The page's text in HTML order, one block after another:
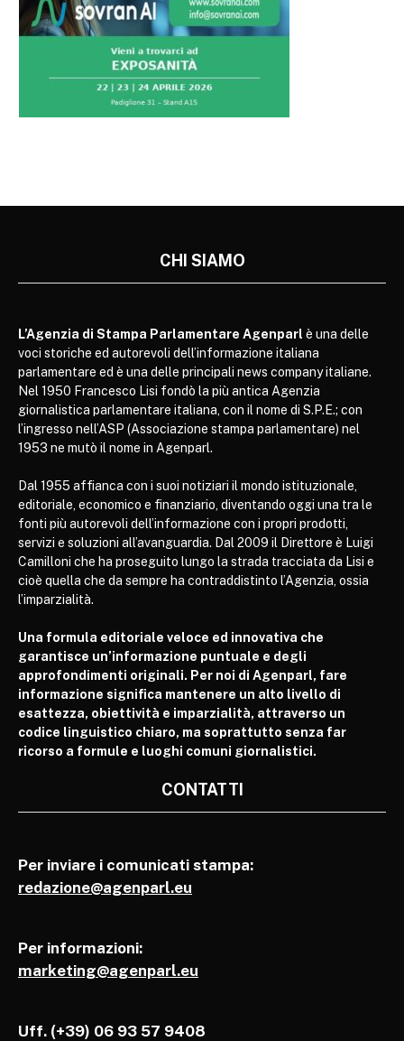
CHI SIAMO
L’Agenzia di Stampa Parlamentare Agenparl è una delle
voci storiche ed autorevoli dell’informazione italiana
parlamentare ed è una delle principali news company italiane.
Nel 1950 Francesco Lisi fondò la più antica Agenzia
giornalistica parlamentare italiana, con il nome di S.P.E.; con
l’ingresso nell’ASP (Associazione stampa parlamentare) nel
1953 ne mutò il nome in Agenparl.
Dal 1955 affianca con i suoi notiziari il mondo istituzionale,
editoriale, economico e finanziario, diventando oggi una tra le
fonti più autorevoli dell’informazione con i propri prodotti,
servizi e soluzioni all’avanguardia. Dal 2009 il Direttore è Luigi
Camilloni che ha proseguito lungo la strada tracciata da Lisi e
cioè quella che da sempre ha contraddistinto l’Agenzia, ossia
l’imparzialità.
Una formula editoriale veloce ed innovativa che
garantisce un’informazione puntuale e degli
approfondimenti originali. Per noi di Agenparl, fare
informazione significa mantenere un alto livello di
esattezza, obiettività e imparzialità, attraverso un
codice linguistico chiaro, ma soprattutto senza far
ricorso a formule e luoghi comuni giornalistici.
CONTATTI
Per inviare i comunicati stampa:
redazione@agenparl.eu
Per informazioni:
marketing@agenparl.eu
Uff. (+39) 06 93 57 9408